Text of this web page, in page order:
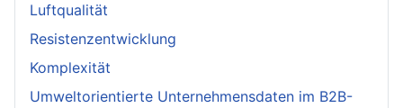
Luftqualität
Resistenzentwicklung
Komplexität
Umweltorientierte Unternehmensdaten im B2B-